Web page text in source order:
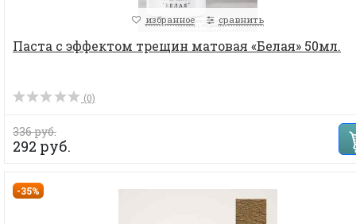
избранное сравнить
Паста с эффектом трещин матовая «Белая» 50мл.
(0)
336 руб.
292 руб.
-35%